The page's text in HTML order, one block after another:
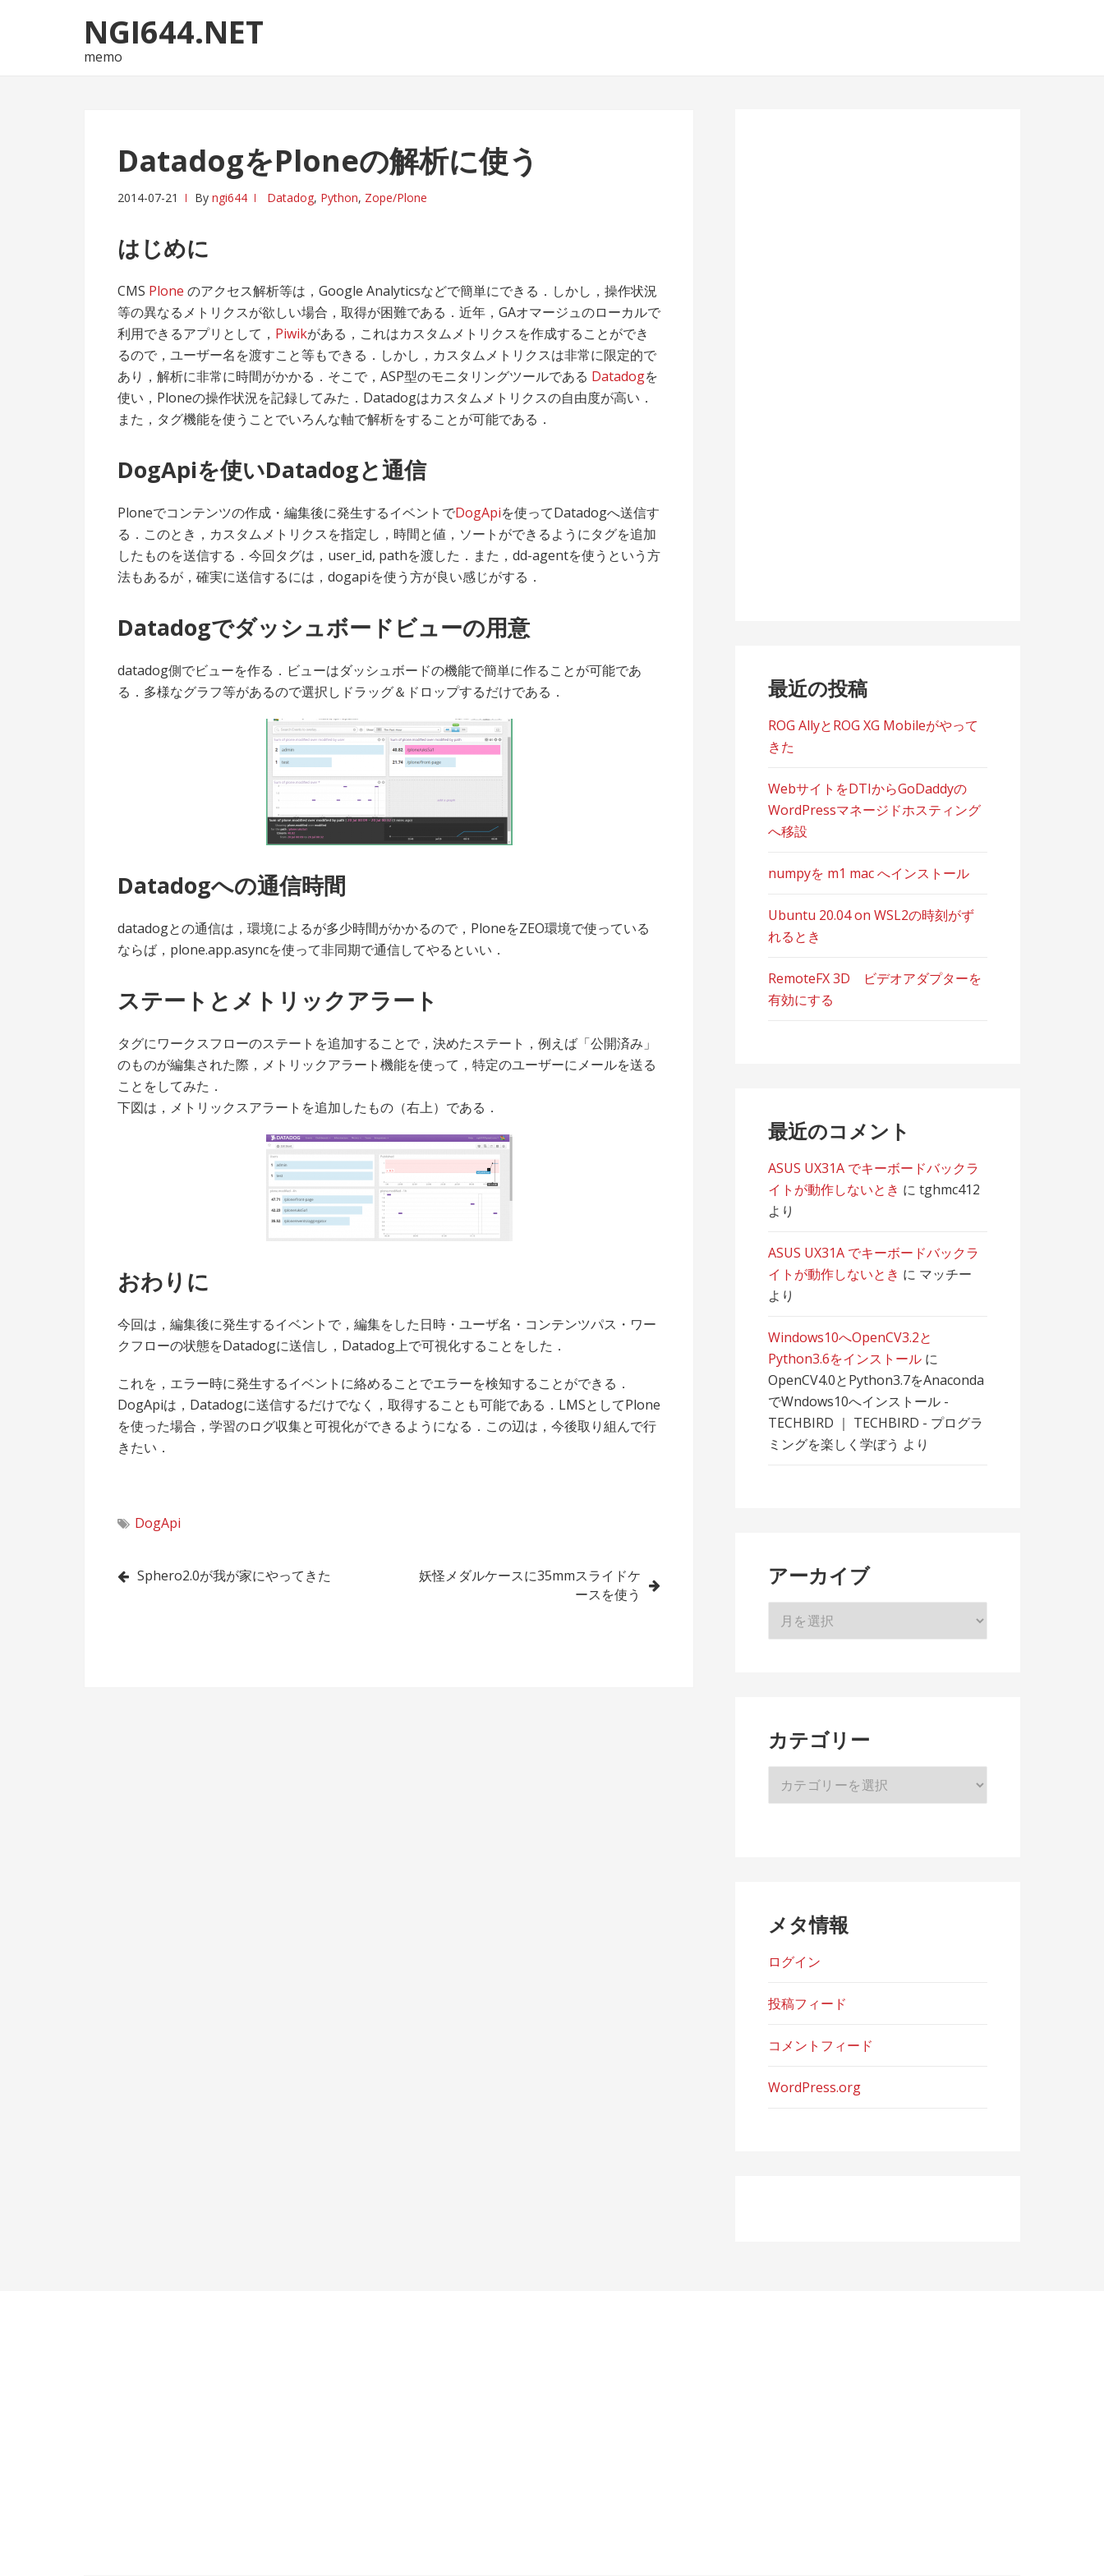
ビ
ゲ
ン
テ
NGI644.NET
memo
DatadogをPloneの解析に使う
2014-07-21 By ngi644 Datadog, Python, Zope/Plone
はじめに
CMS Plone のアクセス解析等は，Google Analyticsなどで簡単にできる．しかし，操作状況
等の異なるメトリクスが欲しい場合，取得が困難である．近年，GAオマージュのローカルで
利用できるアプリとして， Piwikがある，これはカスタムメトリクスを作成することができ
るので，ユーザー名を渡すこと等もできる．しかし，カスタムメトリクスは非常に限定的で
あり，解析に非常に時間がかかる．そこで，ASP型のモニタリングツールである Datadogを
使い，Ploneの操作状況を記録してみた．Datadogはカスタムメトリクスの自由度が高い．
また，タグ機能を使うことでいろんな軸で解析をすることが可能である．
DogApiを使いDatadogと通信
Ploneでコンテンツの作成・編集後に発生するイベントでDogApiを使ってDatadogへ送信す
る．このとき，カスタムメトリクスを指定し，時間と値，ソートができるようにタグを追加
したものを送信する．今回タグは，user_id, pathを渡した．また，dd-agentを使うという方
法もあるが，確実に送信するには，dogapiを使う方が良い感じがする．
Datadogでダッシュボードビューの用意
datadog側でビューを作る．ビューはダッシュボードの機能で簡単に作ることが可能であ
る．多様なグラフ等があるので選択しドラッグ＆ドロップするだけである．
Datadogへの通信時間
datadogとの通信は，環境によるが多少時間がかかるので，PloneをZEO環境で使っている
ならば，plone.app.asyncを使って非同期で通信してやるといい．
ステートとメトリックアラート
タグにワークスフローのステートを追加することで，決めたステート，例えば「公開済み」
のものが編集された際，メトリックアラート機能を使って，特定のユーザーにメールを送る
ことをしてみた．
下図は，メトリックスアラートを追加したもの（右上）である．
おわりに
今回は，編集後に発生するイベントで，編集をした日時・ユーザ名・コンテンツパス・ワー
クフローの状態をDatadogに送信し，Datadog上で可視化することをした．
これを，エラー時に発生するイベントに絡めることでエラーを検知することができる．
DogApiは，Datadogに送信するだけでなく，取得することも可能である．LMSとしてPlone
を使った場合，学習のログ収集と可視化ができるようになる．この辺は，今後取り組んで行
きたい．
DogApi
投Sphero2.0が我が家にやってきた
妖怪メダルケースに35mmスライドケ
ースを使う
最近の投稿
ROG AllyとROG XG Mobileがやって
きた
WebサイトをDTIからGoDaddyの
WordPressマネージドホスティング
へ移設
numpyを m1 mac へインストール
Ubuntu 20.04 on WSL2の時刻がず
れるとき
RemoteFX 3D ビデオアダプターを
有効にする
最近のコメント
ASUS UX31A でキーボードバックラ
イトが動作しないとき にtghmc412
より
ASUS UX31A でキーボードバックラ
イトが動作しないとき に マッチー
より
Windows10へOpenCV3.2と
Python3.6をインストール に
OpenCV4.0とPython3.7をAnaconda
でWndows10へインストール -
TECHBIRD ｜ TECHBIRD - プログラ
ミングを楽しく学ぼう より
アーカイブ
カテゴリー
メタ情報
ログイン
投稿フィード
コメントフィード
WordPress.org